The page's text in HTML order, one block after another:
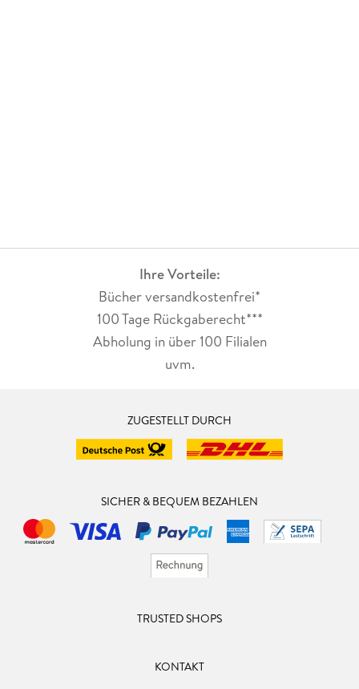
Ihre Vorteile:
Bücher versandkostenfrei*
100 Tage Rückgaberecht***
Abholung in über 100 Filialen
uvm.
ZUGESTELLT DURCH
SICHER & BEQUEM BEZAHLEN
TRUSTED SHOPS
KONTAKT